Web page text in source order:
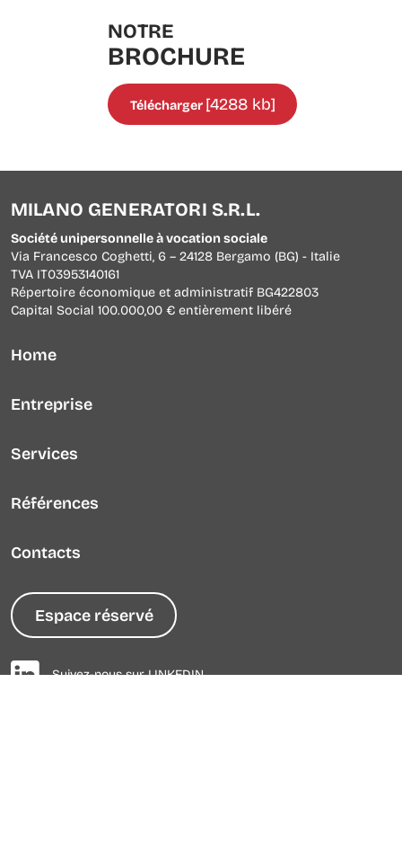
NOTRE
BROCHURE
Télécharger [4288 kb]
MILANO GENERATORI S.R.L.
Société unipersonnelle à vocation sociale
Via Francesco Coghetti, 6 – 24128 Bergamo (BG) - Italie
TVA IT03953140161
Répertoire économique et administratif BG422803
Capital Social 100.000,00 € entièrement libéré
Home
Entreprise
Services
Références
Contacts
Espace réservé
Suivez-nous sur LINKEDIN